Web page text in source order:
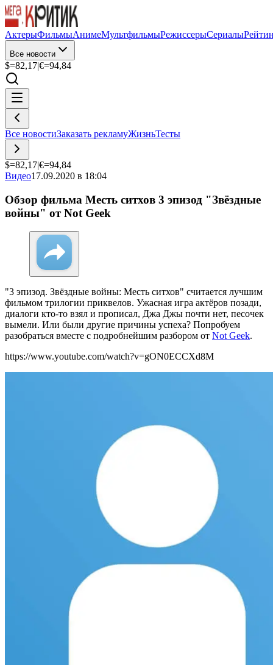
АктерыФильмыАнимеМультфильмыРежиссерыСериалы
Все новости
$=82,17|€=94,84
Все новостиЗаказать рекламуЖизньТесты
$=82,17|€=94,84
Видео17.09.2020 в 18:04
Обзор фильма Месть ситхов 3 эпизод "Звёздные
войны" от Not Geek
"3 эпизод. Звёздные войны: Месть ситхов" считается лучшим
фильмом трилогии приквелов. Ужасная игра актёров позади,
диалоги кто-то взял и прописал, Джа Джы почти нет, песочек
вымели. Или были другие причины успеха? Попробуем
разобраться вместе с подробнейшим разбором от Not Geek.
https://www.youtube.com/watch?v=gON0ECCXd8M